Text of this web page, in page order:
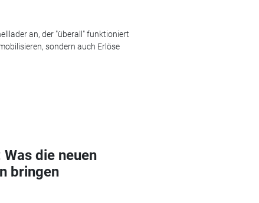
an, der "überall" funktioniert
sondern auch Erlöse
die neuen
bringen